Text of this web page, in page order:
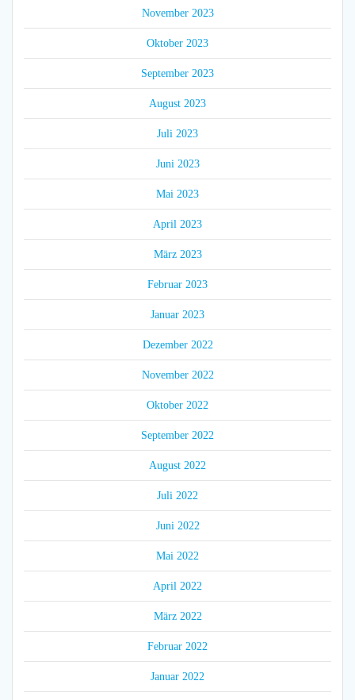
November 2023
Oktober 2023
September 2023
August 2023
Juli 2023
Juni 2023
Mai 2023
April 2023
März 2023
Februar 2023
Januar 2023
Dezember 2022
November 2022
Oktober 2022
September 2022
August 2022
Juli 2022
Juni 2022
Mai 2022
April 2022
März 2022
Februar 2022
Januar 2022